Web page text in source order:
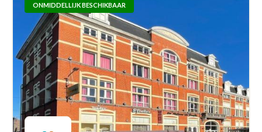
ONMIDDELLIJK BESCHIKBAAR